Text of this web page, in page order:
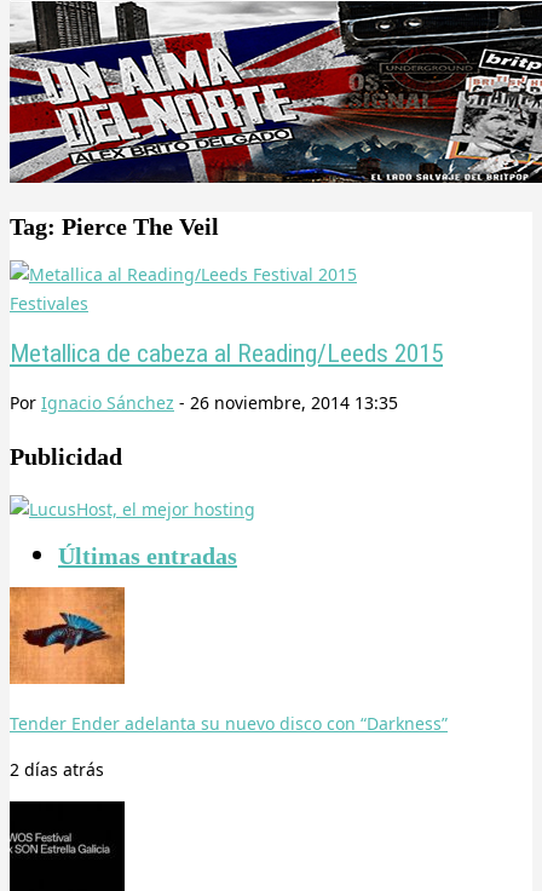
Tag: Pierce The Veil
Festivales
Metallica de cabeza al Reading/Leeds 2015
Por Ignacio Sánchez - 26 noviembre, 2014 13:35
Publicidad
Últimas entradas
Tender Ender adelanta su nuevo disco con “Darkness”
2 días atrás